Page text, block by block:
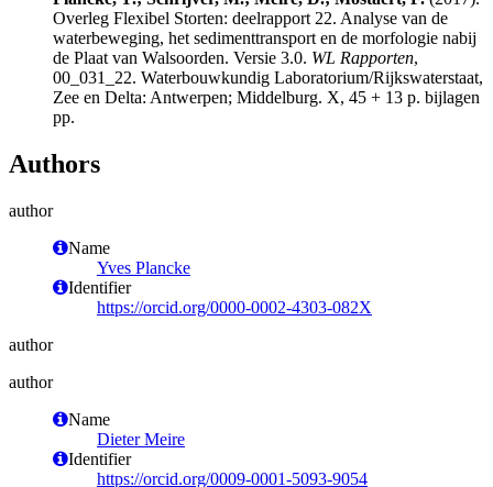
Overleg Flexibel Storten: deelrapport 22. Analyse van de
waterbeweging, het sedimenttransport en de morfologie nabij
de Plaat van Walsoorden. Versie 3.0. WL Rapporten,
00_031_22. Waterbouwkundig Laboratorium/Rijkswaterstaat,
Zee en Delta: Antwerpen; Middelburg. X, 45 + 13 p. bijlagen
pp.
Authors
author
Name
Yves Plancke
Identifier
https://orcid.org/0000-0002-4303-082X
author
author
Name
Dieter Meire
Identifier
https://orcid.org/0009-0001-5093-9054